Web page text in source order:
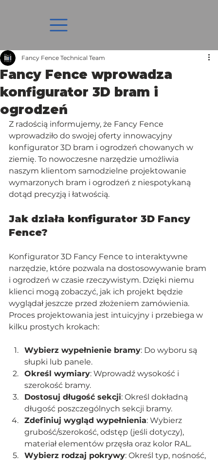
Fancy Fence wprowadza
konfigurator 3D bram i
ogrodzeń
Fancy Fence Technical Team
Z radością informujemy, że Fancy Fence
wprowadziło do swojej oferty innowacyjny
konfigurator 3D bram i ogrodzeń chowanych w
ziemię. To nowoczesne narzędzie umożliwia
naszym klientom samodzielne projektowanie
wymarzonych bram i ogrodzeń z niespotykaną
dotąd precyzją i łatwością.
Jak działa konfigurator 3D Fancy
Fence?
Konfigurator 3D Fancy Fence to interaktywne
narzędzie, które pozwala na dostosowywanie bram
i ogrodzeń w czasie rzeczywistym. Dzięki niemu
klienci mogą zobaczyć, jak ich projekt będzie
wyglądał jeszcze przed złożeniem zamówienia.
Proces projektowania jest intuicyjny i przebiega w
kilku prostych krokach:
Wybierz wypełnienie bramy: Do wyboru są
słupki lub panele.
Określ wymiary: Wprowadź wysokość i
szerokość bramy.
Dostosuj długość sekcji: Określ dokładną
długość poszczególnych sekcji bramy.
Zdefiniuj wygląd wypełnienia: Wybierz
grubość/szerokość, odstęp (jeśli dotyczy),
materiał elementów przęsła oraz kolor RAL.
Wybierz rodzaj pokrywy: Określ typ, nośność,